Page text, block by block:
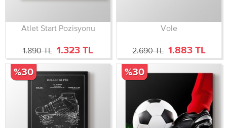
Atlet Start Pozisyonu
1.890 TL 1.323 TL
Vole
2.690 TL 1.883 TL
%30 %30